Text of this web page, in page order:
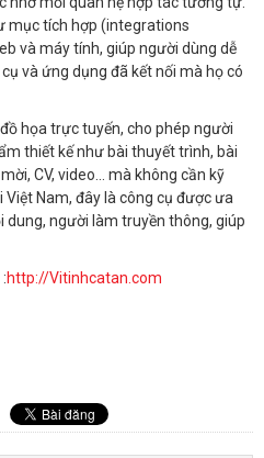
mục tích hợp (integrations
và máy tính, giúp người dùng dễ
và ứng dụng đã kết nối mà họ có
họa trực tuyến, cho phép người
thiết kế như bài thuyết trình, bài
CV, video… mà không cần kỹ
Nam, đây là công cụ được ưa
dung, người làm truyền thông, giúp
http://Vitinhcatan.com